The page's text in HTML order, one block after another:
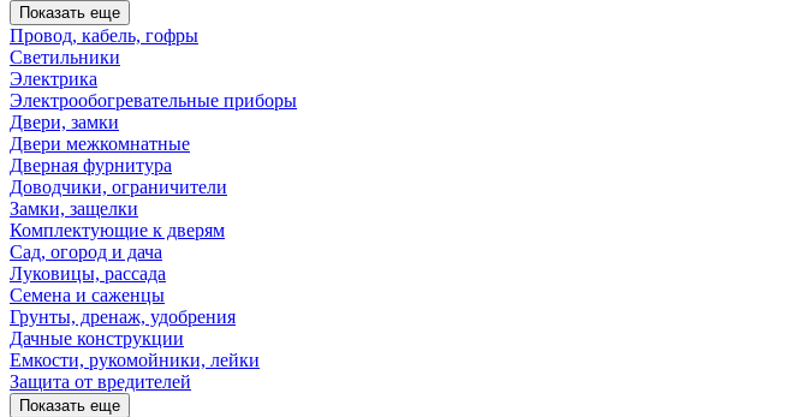
Показать еще
Провод, кабель, гофры
Светильники
Электрика
Электрообогревательные приборы
Двери, замки
Двери межкомнатные
Дверная фурнитура
Доводчики, ограничители
Замки, защелки
Комплектующие к дверям
Сад, огород и дача
Луковицы, рассада
Семена и саженцы
Грунты, дренаж, удобрения
Дачные конструкции
Емкости, рукомойники, лейки
Защита от вредителей
Показать еще